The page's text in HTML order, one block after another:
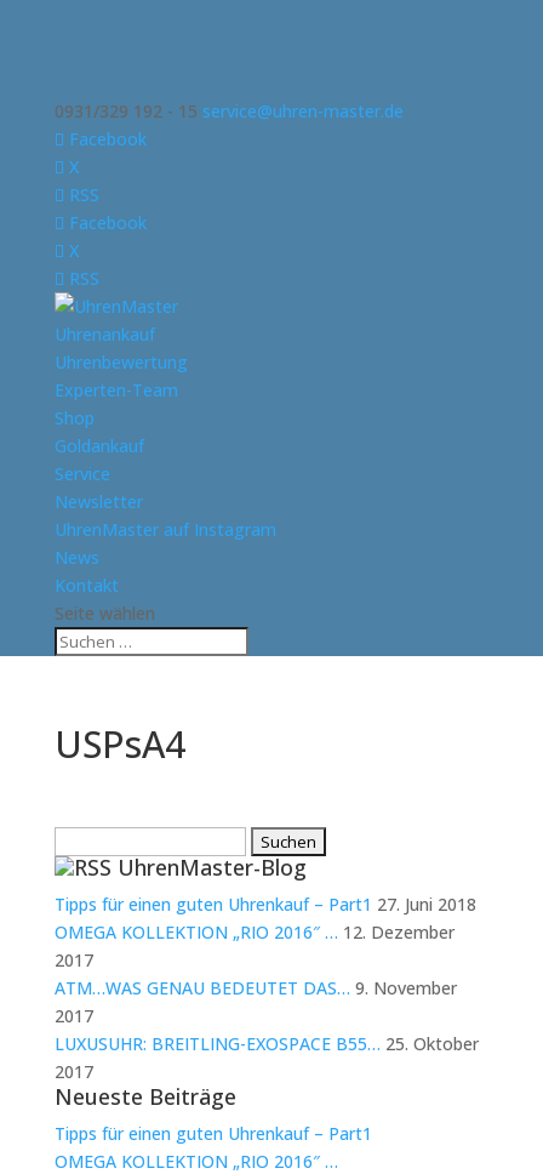
0931/329 192 - 15 service@uhren-master.de
Facebook
X
RSS
Facebook
X
RSS
Uhrenankauf
Uhrenbewertung
Experten-Team
Shop
Goldankauf
Service
Newsletter
UhrenMaster auf Instagram
News
Kontakt
Seite wählen
USPsA4
nach:
UhrenMaster-Blog
Tipps für einen guten Uhrenkauf – Part1 27. Juni 2018
OMEGA KOLLEKTION „RIO 2016″ … 12. Dezember
2017
ATM…WAS GENAU BEDEUTET DAS… 9. November
2017
LUXUSUHR: BREITLING-EXOSPACE B55… 25. Oktober
2017
Neueste Beiträge
Tipps für einen guten Uhrenkauf – Part1
OMEGA KOLLEKTION „RIO 2016″ …